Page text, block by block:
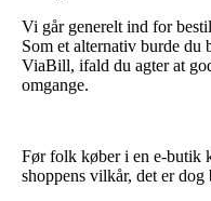
Vi går generelt ind for
Som et alternativ burde du
ViaBill, ifald du agter at
omgange.
Før folk køber i en e-butik
shoppens vilkår, det er